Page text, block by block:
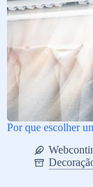
Por que escolher